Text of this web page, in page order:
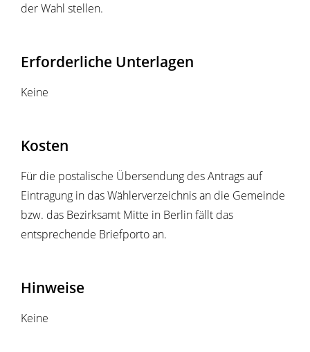
der Wahl stellen.
Erforderliche Unterlagen
Keine
Kosten
Für die postalische Übersendung des Antrags auf
Eintragung in das Wählerverzeichnis an die Gemeinde
bzw. das Bezirksamt Mitte in Berlin fällt das
entsprechende Briefporto an.
Hinweise
Keine